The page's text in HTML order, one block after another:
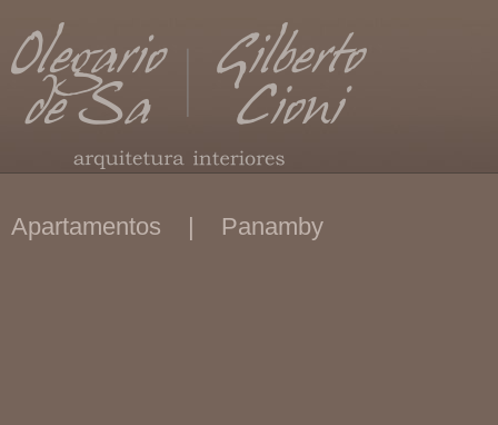
Apartamentos | Panamby